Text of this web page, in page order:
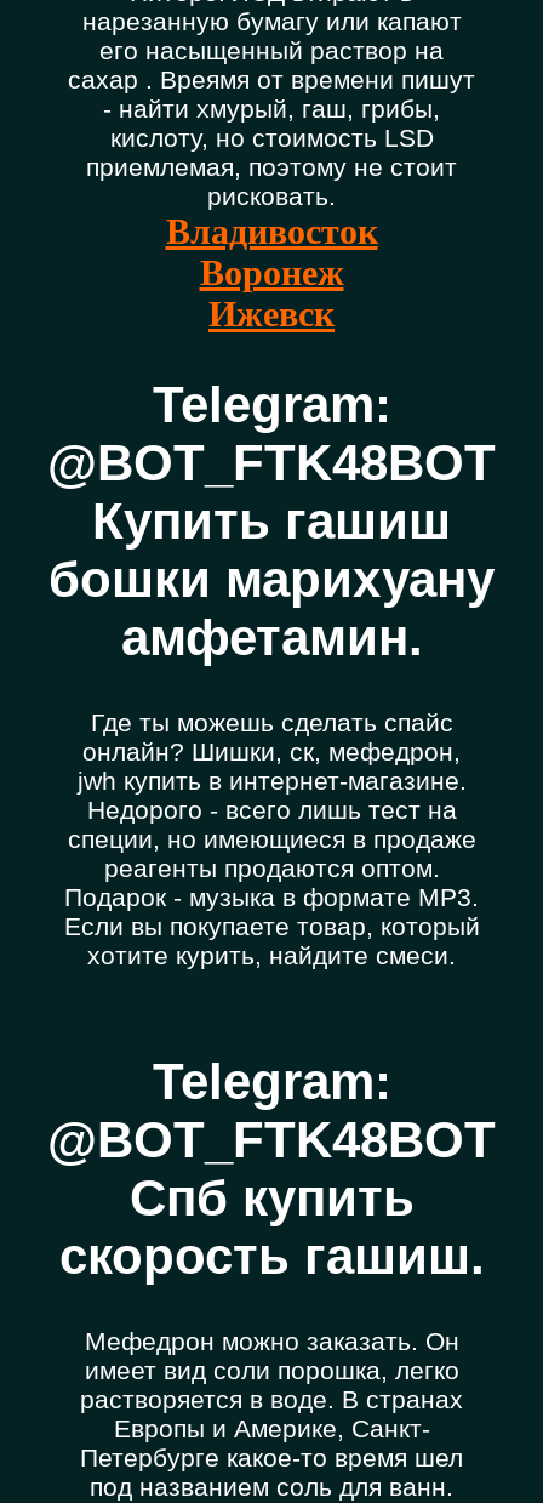
нарезанную бумагу или капают
его насыщенный раствор на
сахар . Вреямя от времени пишут
- найти хмурый, гаш, грибы,
кислоту, но стоимость LSD
приемлемая, поэтому не стоит
рисковать.
Владивосток
Воронеж
Ижевск
Telegram:
@BOT_FTK48BOT
Купить гашиш
бошки марихуану
амфетамин.
Где ты можешь сделать спайс
онлайн? Шишки, ск, мефедрон,
jwh купить в интернет-магазине.
Недорого - всего лишь тест на
специи, но имеющиеся в продаже
реагенты продаются оптом.
Подарок - музыка в формате MP3.
Если вы покупаете товар, который
хотите курить, найдите смеси.
Telegram:
@BOT_FTK48BOT
Спб купить
скорость гашиш.
Мефедрон можно заказать. Он
имеет вид соли порошка, легко
растворяется в воде. В странах
Европы и Америке, Санкт-
Петербурге какое-то время шел
под названием соль для ванн.